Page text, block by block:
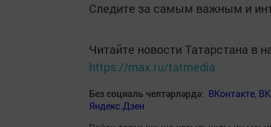
Следите за самым важным и
Читайте новости Татарстана в
https://max.ru/tatmedia
Без социаль челтәрләрдә: ВКонтакте,
Яндекс.Дзен